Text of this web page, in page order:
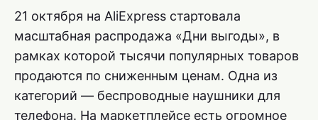
21 октября на AliExpress стартовала
масштабная распродажа «Дни выгоды», в
рамках которой тысячи популярных товаров
продаются по сниженным ценам. Одна из
категорий — беспроводные наушники для
телефона. На маркетплейсе есть огромное